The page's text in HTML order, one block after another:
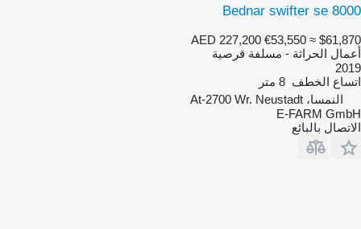
Bednar swifter se 8000
AED 227,200 €53,550 ≈ $61,870
أعمال الحراثة - مسلفة قرصية
2019
اتساع الخطف 8 متر
النمسا، At-2700 Wr. Neustadt
E-FARM GmbH
الاتصال بالبائع